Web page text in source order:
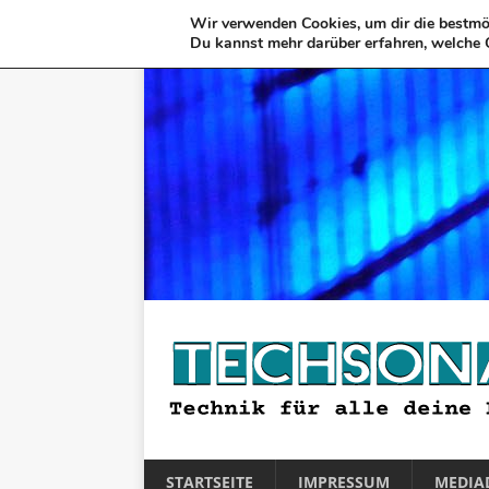
STARTSEITE IMPRESSUM
Wir verwenden Cookies, um dir die
Du kannst mehr darüber erfahren,